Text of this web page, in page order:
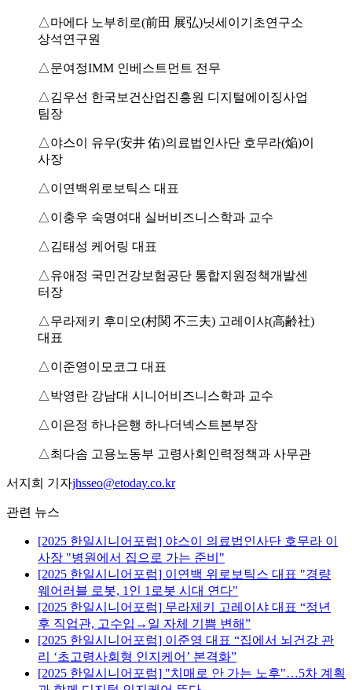
△마에다 노부히로(前田 展弘)닛세이기초연구소
상석연구원
△문여정IMM 인베스트먼트 전무
△김우선 한국보건산업진흥원 디지털에이징사업
팀장
△야스이 유우(安井 佑)의료법인사단 호무라(焔)이
사장
△이연백위로보틱스 대표
△이충우 숙명여대 실버비즈니스학과 교수
△김태성 케어링 대표
△유애정 국민건강보험공단 통합지원정책개발센
터장
△무라제키 후미오(村関 不三夫) 고레이샤(高齢社)
대표
△이준영이모코그 대표
△박영란 강남대 시니어비즈니스학과 교수
△이은정 하나은행 하나더넥스트본부장
△최다솜 고용노동부 고령사회인력정책과 사무관
서지희 기자jhsseo@etoday.co.kr
관련 뉴스
[2025 한일시니어포럼] 야스이 의료법인사단 호무라 이
사장 "병원에서 집으로 가는 준비"
[2025 한일시니어포럼] 이연백 위로보틱스 대표 "경량
웨어러블 로봇, 1인 1로봇 시대 연다"
[2025 한일시니어포럼] 무라제키 고레이샤 대표 “정년
후 직업관, 고수입→일 자체 기쁨 변해”
[2025 한일시니어포럼] 이준영 대표 “집에서 뇌건강 관
리 ‘초고령사회형 인지케어’ 본격화”
[2025 한일시니어포럼] "치매로 안 가는 노후"…5차 계획